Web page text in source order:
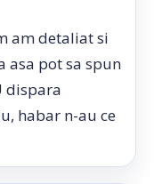
am detaliat si
asa pot sa spun
dispara
habar n-au ce